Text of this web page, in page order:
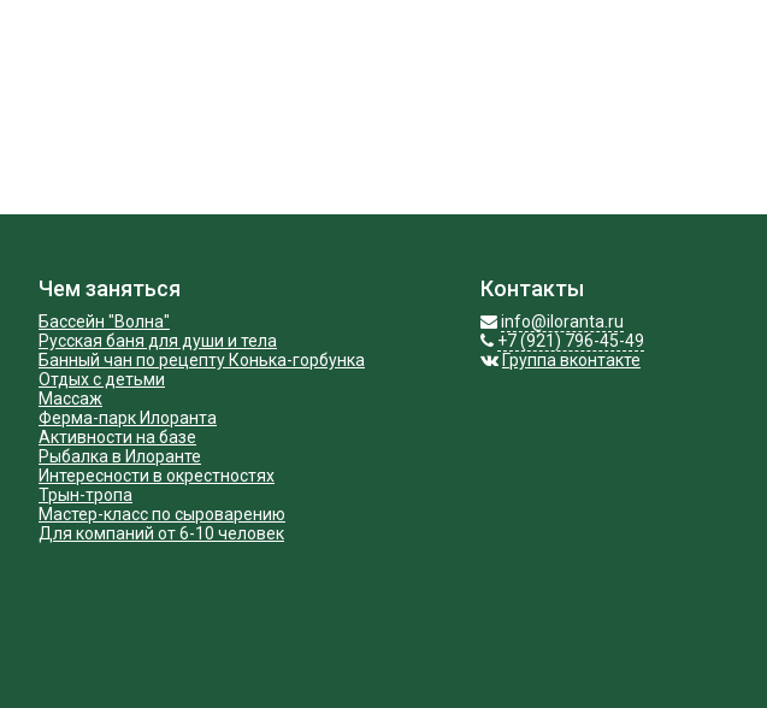
Чем заняться
Бассейн "Волна"
Русская баня для души и тела
Банный чан по рецепту Конька-горбунка
Отдых с детьми
Массаж
Ферма-парк Илоранта
Активности на базе
Рыбалка в Илоранте
Интересности в окрестностях
Трын-тропа
Мастер-класс по сыроварению
Для компаний от 6-10 человек
Контакты
info@iloranta.ru
+7 (921) 796-45-49
Группа вконтакте